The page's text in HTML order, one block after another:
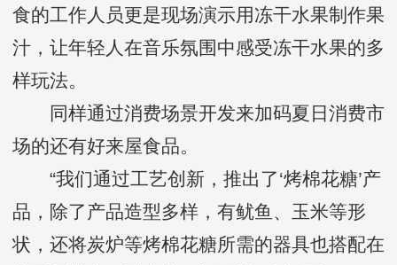
食的工作人员更是现场演示用冻干水果制作果
汁，让年轻人在音乐氛围中感受冻干水果的多
样玩法。
同样通过消费场景开发来加码夏日消费市
场的还有好来屋食品。
“我们通过工艺创新，推出了‘烤棉花糖’产
品，除了产品造型多样，有鱿鱼、玉米等形
状，还将炭炉等烤棉花糖所需的器具也搭配在